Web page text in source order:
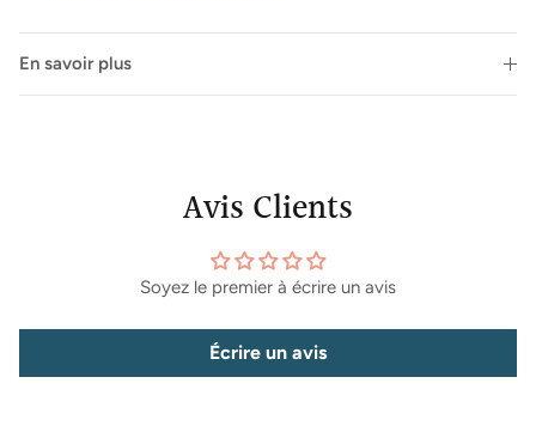
En savoir plus
Avis Clients
Soyez le premier à écrire un avis
Écrire un avis
S’INSCRIRE